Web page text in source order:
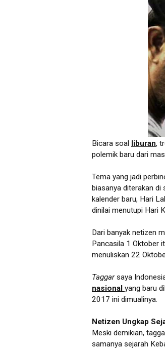
Bicara soal liburan,
polemik baru dari
Tema yang jadi
biasanya diterakan di
kalender baru, Hari
dinilai menutupi Hari
Dari banyak netizen
Pancasila 1 Oktober
menuliskan 22
Taggarsaya
nasional yang baru
2017 ini dimualinya.
Netizen Ungkap
Meski demikian,
samanya sejarah